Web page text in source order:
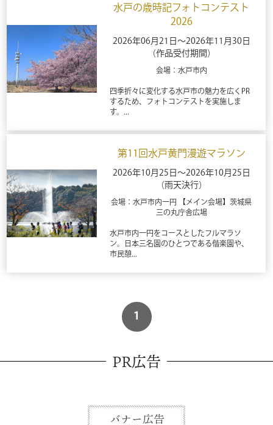
水戸の歳時記フォトコンテスト
2026
2026年06月21日～2026年11月30日
（作品受付期間）
会場：水戸市内
四季折々に変化する水戸市の魅力を広くPR
するため、フォトコンテストを実施しま
す。...
第11回水戸黄門漫遊マラソン
2026年10月25日～2026年10月25日
（雨天決行）
会場：水戸市内一円 【メイン会場】茨城県
三の丸庁舎広場
水戸市内一円をコースとしたフルマラソ
ン。日本三名園のひとつである偕楽園や、
市民憩...
1
PR広告